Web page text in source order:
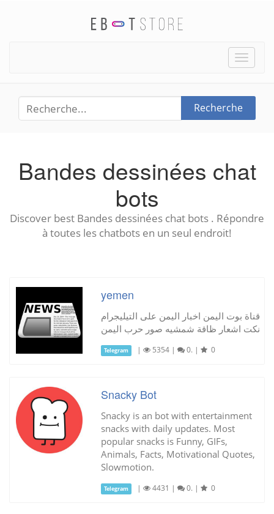
Toggle
Recherche
Bandes dessinées chat
bots
Discover best Bandes dessinées chat bots . Répondre
à toutes les chatbots en un seul endroit!
yemen
قناة بوت اليمن اخبار اليمن على التيليجرام
نكت اشعار ظاقة شمشيه صور حرب اليمن
Telegram | 5354 | 0. | 0
Snacky Bot
Snacky is an bot with entertainment
snacks with daily updates. Most
popular snacks is Funny, GIFs,
Animals, Facts, Motivational Quotes,
Slowmotion.
Telegram | 4431 | 0. | 0